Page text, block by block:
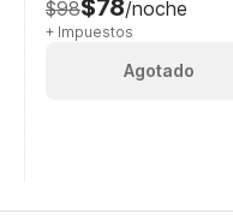
$98$78/noche
+ Impuestos
Agotado